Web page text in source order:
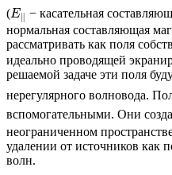
(E − касательная
нормальная составляющая
рассматривать как поля
идеально проводящей
решаемой задаче эти поля
нерегулярного волновода.
вспомогательными. Они
неограниченном
удалении от источников как
волн.